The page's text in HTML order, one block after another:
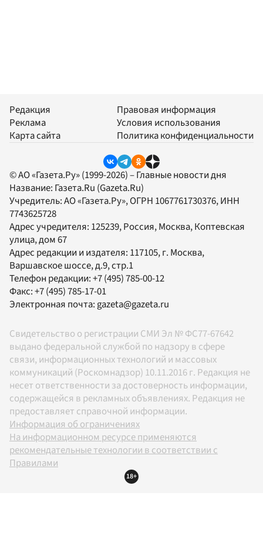
Редакция
Реклама
Карта сайта
Правовая информация
Условия использования
Политика конфиденциальности
© АО «Газета.Ру» (1999-2026) – Главные новости дня
Название: Газета.Ru (Gazeta.Ru)
Учредитель:АО «Газета.Ру», ОГРН 1067761730376, ИНН
7743625728
Адрес учредителя: 125239, Россия, Москва, Коптевская
улица, дом 67
Адрес редакции и издателя: 117105, г. Москва,
Варшавское шоссе, д.9, стр.1
Телефон редакции:+7 (495) 785-00-12
Факс:+7 (495) 785-17-01
Электронная почта: gazeta@gazeta.ru
Свидетельство о регистрации СМИ Эл № ФС77-67642
выдано федеральной службой по надзору в сфере
связи, информационных технологий и массовых
коммуникаций (Роскомнадзор) 10.11.2016 г. Редакция не
несет ответственности за достоверность информации,
содержащейся в рекламных объявлениях. Редакция не
предоставляет справочной информации.
Информация об ограничениях
На информационном ресурсе применяются
рекомендательные технологии в соответствии с
Правилами
18+